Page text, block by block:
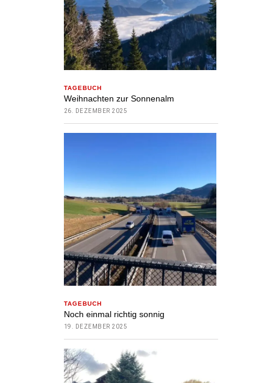
TAGEBUCH
Weihnachten zur Sonnenalm
26. DEZEMBER 2025
TAGEBUCH
Noch einmal richtig sonnig
19. DEZEMBER 2025